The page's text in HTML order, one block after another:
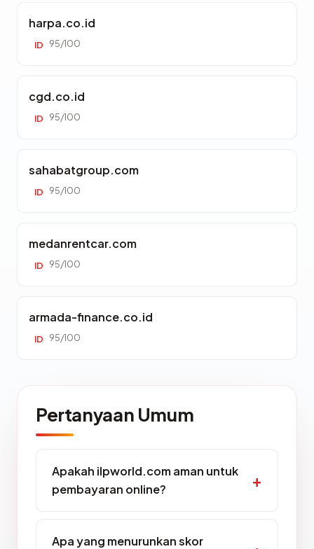
harpa.co.id
ID 95/100
cgd.co.id
ID 95/100
sahabatgroup.com
ID 95/100
medanrentcar.com
ID 95/100
armada-finance.co.id
ID 95/100
Pertanyaan Umum
Apakah ilpworld.com aman untuk
pembayaran online?
Apa yang menurunkan skor